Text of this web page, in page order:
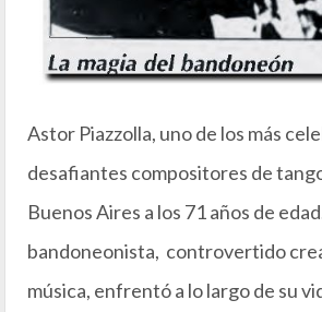
Astor Piazzolla, uno de los más
desafiantes compositores de
Buenos Aires a los 71 años de
bandoneonista, controvertido
música, enfrentó a lo largo de su